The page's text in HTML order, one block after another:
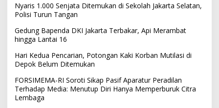
Nyaris 1.000 Senjata Ditemukan di Sekolah Jakarta Selatan,
Polisi Turun Tangan
Gedung Bapenda DKI Jakarta Terbakar, Api Merambat
hingga Lantai 16
Hari Kedua Pencarian, Potongan Kaki Korban Mutilasi di
Depok Belum Ditemukan
FORSIMEMA-RI Soroti Sikap Pasif Aparatur Peradilan
Terhadap Media: Menutup Diri Hanya Memperburuk Citra
Lembaga